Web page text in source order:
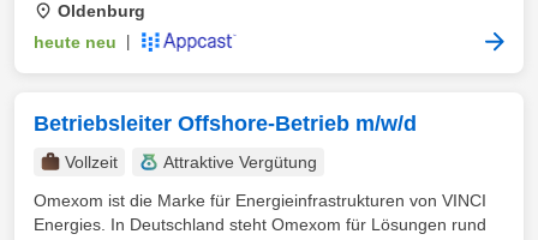
Oldenburg
heute neu
Betriebsleiter Offshore-Betrieb m/w/d
Vollzeit
Attraktive Vergütung
Omexom ist die Marke für Energieinfrastrukturen von VINCI
Energies. In Deutschland steht Omexom für Lösungen rund